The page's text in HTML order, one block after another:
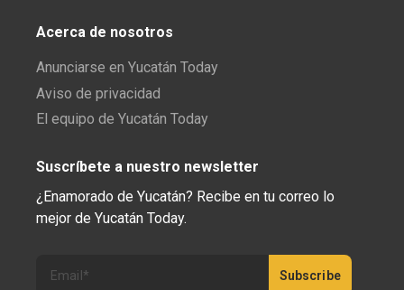
Acerca de nosotros
Anunciarse en Yucatán Today
Aviso de privacidad
El equipo de Yucatán Today
Suscríbete a nuestro newsletter
¿Enamorado de Yucatán? Recibe en tu correo lo
mejor de Yucatán Today.